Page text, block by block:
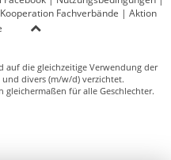
Kooperation Fachverbände | Aktion
auf die gleichzeitige Verwendung der
divers (m/w/d) verzichtet.
gleichermaßen für alle Geschlechter.